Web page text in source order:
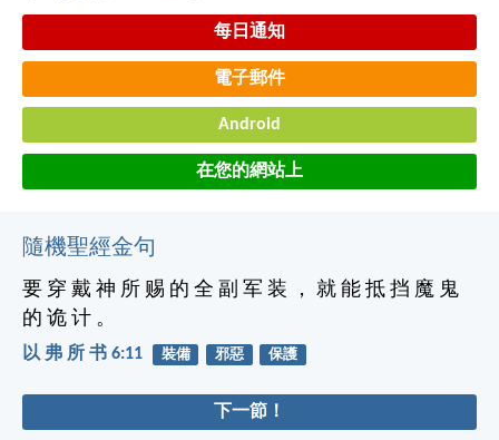
每日通知
電子郵件
Android
在您的網站上
隨機聖經金句
要 穿 戴 神 所 赐 的 全 副 军 装 ， 就 能 抵 挡 魔 鬼
的 诡 计 。
以 弗 所 书 6:11 裝備 邪惡 保護
下一節！